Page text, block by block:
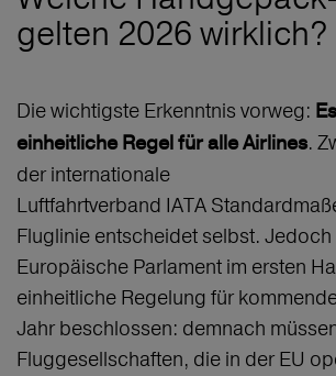
gelten 2026 wirklich?
Die wichtigste Erkenntnis vorweg:
einheitliche Regel für alle Airlines.
der internationale
Luftfahrtverband IATA
Fluglinie entscheidet selbst. Jedoch
Europäische Parlament im ersten
einheitliche Regelung für
Jahr beschlossen: demnach
Fluggesellschaften, die in der EU